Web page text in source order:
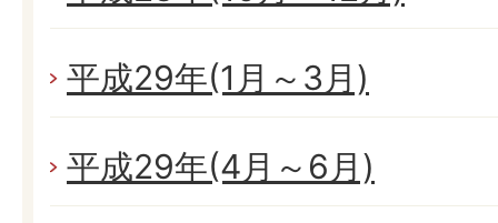
平成29年(1月～3月)
平成29年(4月～6月)